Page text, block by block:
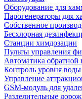
Оборудование для
Парогенераторы для
Собственное
Беcхлорная
Станции химдозации
Пульты управления
Автоматика
Контроль уровня воды
Управление
GSM-модуль для
Разделительные